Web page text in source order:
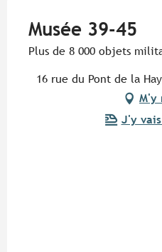
Musée 39-45
Plus de 8 000 objets
16 rue du Pont de la
M'y
J'y